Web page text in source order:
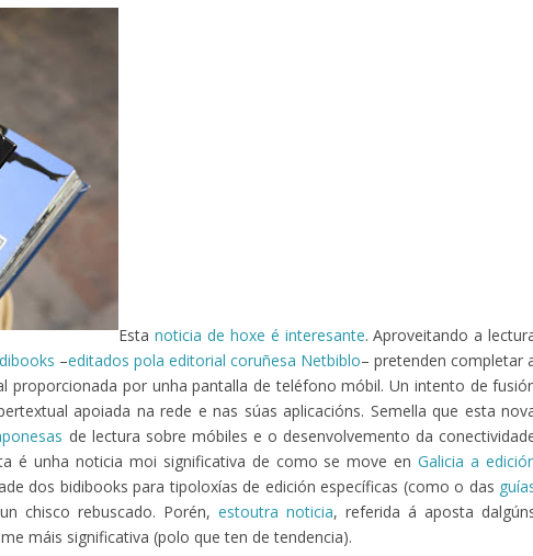
Esta noticia de hoxe é interesante. Aproveitando a
–editados pola editorial coruñesa Netbiblo– pretenden completar
proporcionada por unha pantalla de teléfono móbil. Un intento de
apoiada na rede e nas súas aplicacións. Semella que esta
de lectura sobre móbiles e o desenvolvemento da
é unha noticia moi significativa de como se move enGalicia a
dos bidibooks para tipoloxías de edición específicas (como o das
chisco rebuscado. Porén,estoutra noticia, referida á aposta
máis significativa (polo que ten de tendencia).